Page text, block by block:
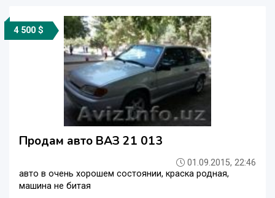
4 500 $
Продам авто ВАЗ 21 013
01.09.2015, 22:46
авто в очень хорошем состоянии, краска родная,
машина не битая